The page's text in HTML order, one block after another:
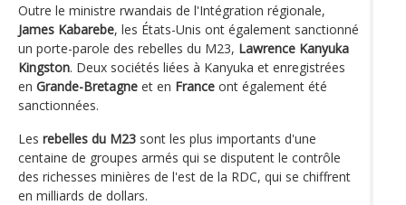
Outre le ministre rwandais de l'Intégration régionale,
James Kabarebe, les États-Unis ont également sanctionné
un porte-parole des rebelles du M23, Lawrence Kanyuka
Kingston. Deux sociétés liées à Kanyuka et enregistrées
en Grande-Bretagne et en France ont également été
sanctionnées.
Les rebelles du M23 sont les plus importants d'une
centaine de groupes armés qui se disputent le contrôle
des richesses minières de l'est de la RDC, qui se chiffrent
en milliards de dollars.